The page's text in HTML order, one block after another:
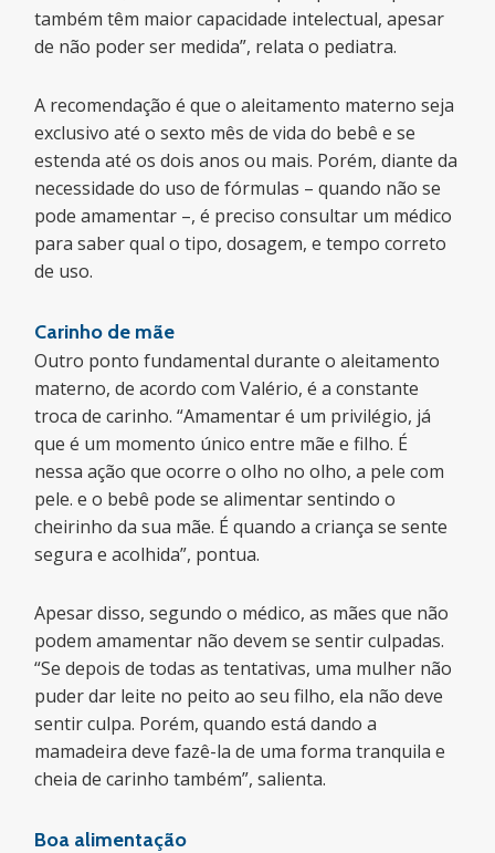
também têm maior capacidade intelectual, apesar
de não poder ser medida”, relata o pediatra.
A recomendação é que o aleitamento materno seja
exclusivo até o sexto mês de vida do bebê e se
estenda até os dois anos ou mais. Porém, diante da
necessidade do uso de fórmulas – quando não se
pode amamentar –, é preciso consultar um médico
para saber qual o tipo, dosagem, e tempo correto
de uso.
Carinho de mãe
Outro ponto fundamental durante o aleitamento
materno, de acordo com Valério, é a constante
troca de carinho. “Amamentar é um privilégio, já
que é um momento único entre mãe e filho. É
nessa ação que ocorre o olho no olho, a pele com
pele. e o bebê pode se alimentar sentindo o
cheirinho da sua mãe. É quando a criança se sente
segura e acolhida”, pontua.
Apesar disso, segundo o médico, as mães que não
podem amamentar não devem se sentir culpadas.
“Se depois de todas as tentativas, uma mulher não
puder dar leite no peito ao seu filho, ela não deve
sentir culpa. Porém, quando está dando a
mamadeira deve fazê-la de uma forma tranquila e
cheia de carinho também”, salienta.
Boa alimentação